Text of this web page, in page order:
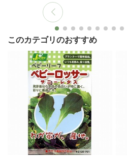
このカテゴリのおすすめ